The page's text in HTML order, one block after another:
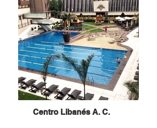
Centro Libanés A. C.